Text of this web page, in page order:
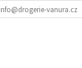
info@drogerie-vanura.cz